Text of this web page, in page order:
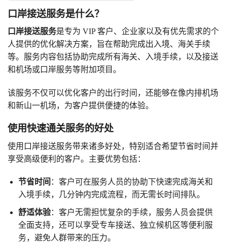
口岸接送服务是什么？
口岸接送服务是专为 VIP 客户、企业家以及有优先需求的个
人提供的优化解决方案，旨在帮助完成出入境、海关手续
等。服务内容包括协助完成所有海关、入境手续，以及接送
和机场或口岸服务等附加项目。
该服务不仅可以优化客户的出行时间，还能够在像内排机场
和新山一机场，为客户提供便捷的体验。
使用快速通关服务的好处
使用口岸接送服务带来诸多好处，特别适合希望节省时间并
享受高级便利的客户。主要优势包括：
节省时间 ：客户可在服务人员的协助下快速完成海关和
入境手续，几分钟内完成流程，而无需长时间排队。
舒适体验：客户无需担忧复杂的手续，服务人员会提供
全面支持，还可以享受专车接送、独立候机区等便利服
务，避免人群带来的压力。